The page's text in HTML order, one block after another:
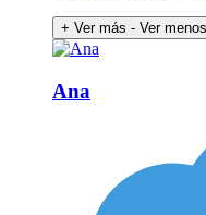
+ Ver más - Ver menos
Ana